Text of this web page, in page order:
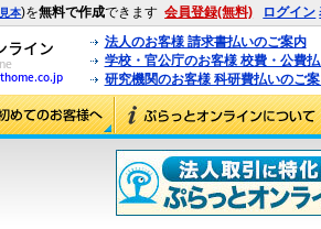
見本)を無料で作成できます 会員登録(無料) ログイン
法人のお客様 請求書払いのご案内
学校・官公庁のお客様 校費・公費
研究機関のお客様 科研費払いのご